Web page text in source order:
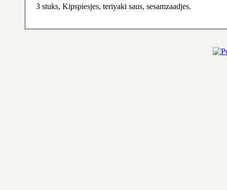
3 stuks, Kipspiesjes, teriyaki saus, sesamzaadjes.